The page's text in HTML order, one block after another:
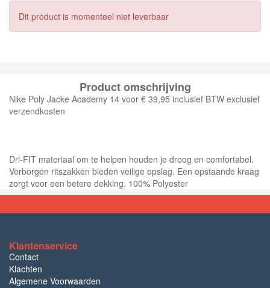
Dit product is momenteel niet leverbaar
Product omschrijving
Nike Poly Jacke Academy 14 voor € 39,95 inclusief BTW exclusief
verzendkosten
Dri-FIT materiaal om te helpen houden je droog en comfortabel.
Verborgen ritszakken bieden veilige opslag. Een opstaande kraag
zorgt voor een betere dekking. 100% Polyester
Klantenservice
Contact
Klachten
Algemene Voorwaarden